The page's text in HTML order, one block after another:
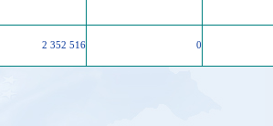
2 352 516 0